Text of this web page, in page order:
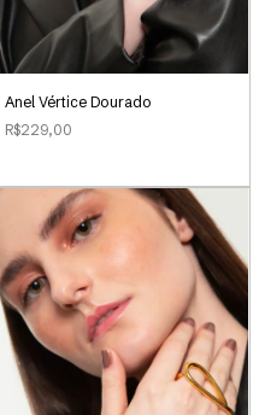
Anel Vértice Dourado
R$229,00